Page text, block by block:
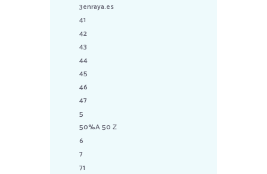
3enraya.es
41
42
43
44
45
46
47
5
50%A 50 Z
6
7
71